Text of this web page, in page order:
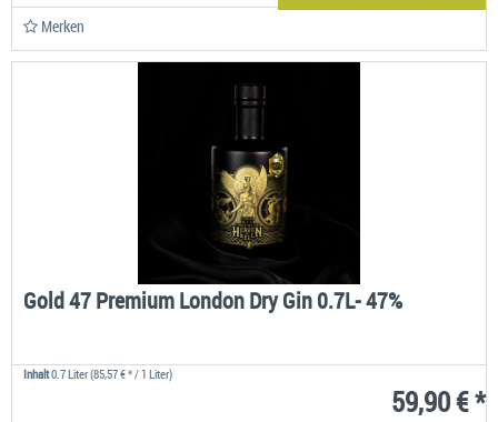
Merken
Gold 47 Premium London Dry Gin 0.7L- 47%
Inhalt0.7 Liter(85,57 € * / 1 Liter)
59,90 € *